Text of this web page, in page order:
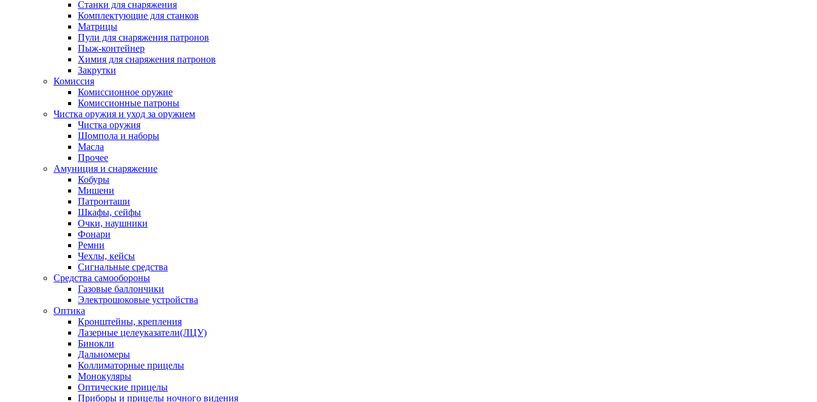
Станки для снаряжения
Комплектующие для станков
Матрицы
Пули для снаряжения патронов
Пыж-контейнер
Химия для снаряжения патронов
Закрутки
Комиссия
Комиссионное оружие
Комиссионные патроны
Чистка оружия и уход за оружием
Чистка оружия
Шомпола и наборы
Масла
Прочее
Амуниция и снаряжение
Кобуры
Мишени
Патронташи
Шкафы, сейфы
Очки, наушники
Фонари
Ремни
Чехлы, кейсы
Сигнальные средства
Средства самообороны
Газовые баллончики
Электрошоковые устройства
Оптика
Кронштейны, крепления
Лазерные целеуказатели(ЛЦУ)
Бинокли
Дальномеры
Коллиматорные прицелы
Монокуляры
Оптические прицелы
Приборы и прицелы ночного видения